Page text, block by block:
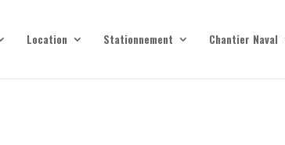
Location Stationnement Chantier Naval